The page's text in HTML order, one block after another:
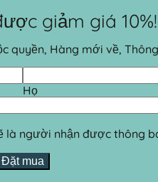
giảm giá 10%!
Hàng mới về,
Họ
là người nhận được thông
Đặt mua